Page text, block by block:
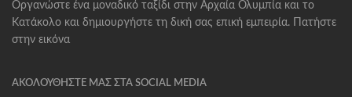
Οργανώστε ένα μοναδικό ταξίδι στην Αρχαία Ολυμπία και το
Κατάκολο και δημιουργήστε τη δική σας επική εμπειρία. Πατήστε
στην εικόνα
ΑΚΟΛΟΥΘΉΣΤΕ ΜΑΣ ΣΤΑ SOCIAL MEDIA